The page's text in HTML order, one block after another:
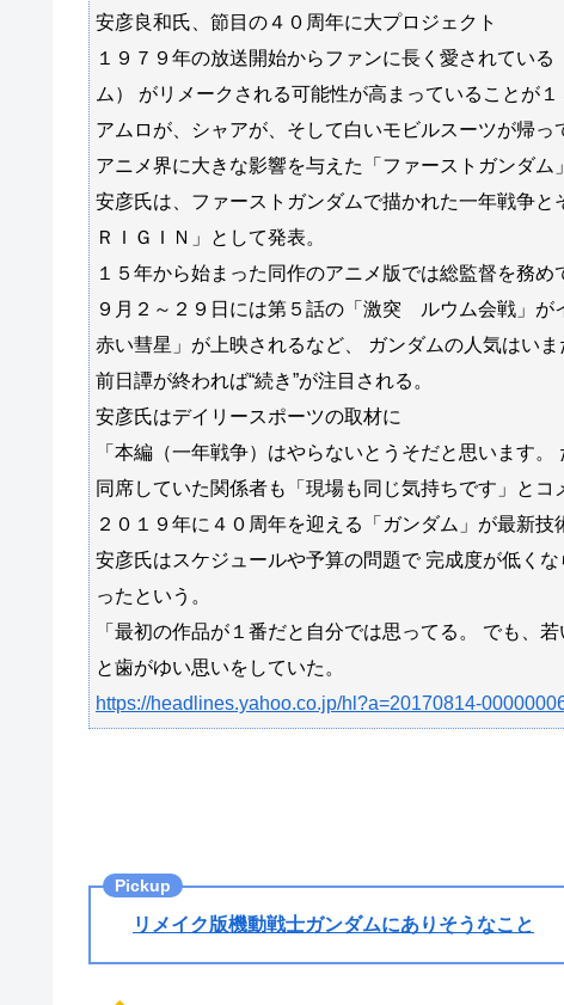
安彦良和氏、節目の４０周年に大プロジェクト
１９７９年の放送開始からファンに長く愛されてい
ム） がリメークされる可能性が高まっていることが１
アムロが、シャアが、そして白いモビルスーツが帰っ
アニメ界に大きな影響を与えた「ファーストガンダム
安彦氏は、ファーストガンダムで描かれた一年戦争
ＲＩＧＩＮ」として発表。
１５年から始まった同作のアニメ版では総監督を務め
９月２～２９日には第５話の「激突 ルウム会戦」
赤い彗星」が上映されるなど、 ガンダムの人気はいま
前日譚が終われば“続き”が注目される。
安彦氏はデイリースポーツの取材に
「本編（一年戦争）はやらないとうそだと思います
同席していた関係者も「現場も同じ気持ちです」とコ
２０１９年に４０周年を迎える「ガンダム」が最新技
安彦氏はスケジュールや予算の問題で 完成度が低く
ったという。
「最初の作品が１番だと自分では思ってる。 でも、
と歯がゆい思いをしていた。
https://headlines.yahoo.co.jp/hl?a=20170814-
リメイク版機動戦士ガンダムにありそうなこと